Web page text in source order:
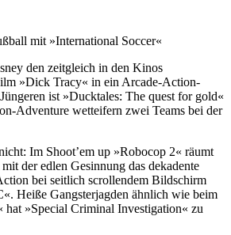
mit »International Soccer«
den zeitgleich in den Kinos
»Dick Tracy« in ein Arcade-Action-
ist »Ducktales: The quest for gold«
Adventure wetteifern zwei Teams bei der
Im Shoot’em up »Robocop 2« räumt
der edlen Gesinnung das dekadente
bei seitlich scrollendem Bildschirm
Heiße Gangsterjagden ähnlich wie beim
hat »Special Criminal Investigation« zu